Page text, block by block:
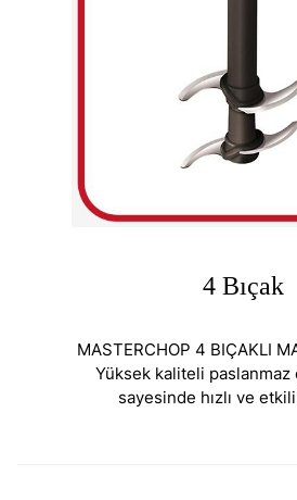
4 Bıçak
MASTERCHOP 4 BIÇAKLI
Yüksek kaliteli paslanmaz
sayesinde hızlı ve